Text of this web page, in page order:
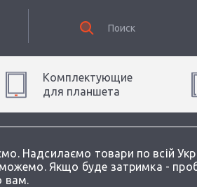
Надсилаємо товари по всій
можемо. Якщо буде затримка -
вам.
Комплектующие
для планшета